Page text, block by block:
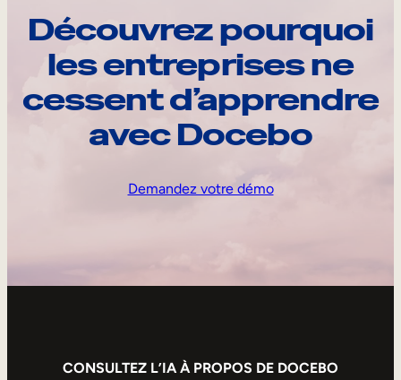
Découvrez pourquoi
les entreprises ne
cessent d’apprendre
avec Docebo
Demandez votre démo
CONSULTEZ L’IA À PROPOS DE DOCEBO